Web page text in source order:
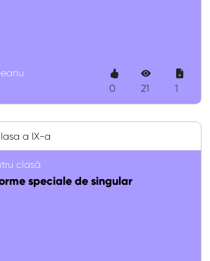
0 21 1
a IX-a
clasă
speciale de singular